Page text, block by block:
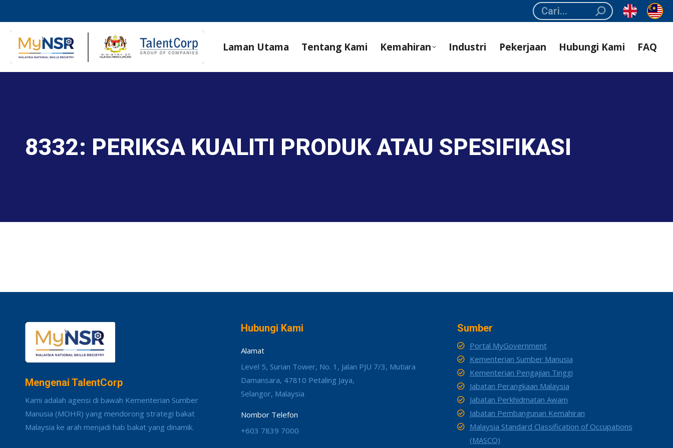
Search:
Laman Utama Tentang Kami Kemahiran Industri Pekerjaan Hubungi Kami FAQ
8332: PERIKSA KUALITI PRODUK ATAU SPESIFIKASI
Mengenai TalentCorp
Kami adalah agensi di bawah Kementerian Sumber
Manusia (MOHR) yang mendorong strategi bakat
Malaysia ke arah menjadi hab bakat yang dinamik.
Hubungi Kami
Alamat
Level 5, Surian Tower, No. 1, Jalan PJU 7/3, Mutiara
Damansara, 47810 Petaling Jaya,
Selangor, Malaysia
Nombor Telefon
+603 7839 7000
Sumber
Portal MyGovernment
Kementerian Sumber Manusia
Kementerian Pengajian Tinggi
Jabatan Perangkaan Malaysia
Jabatan Perkhidmatan Awam
Jabatan Pembangunan Kemahiran
Malaysia Standard Classification of Occupations
(MASCO)